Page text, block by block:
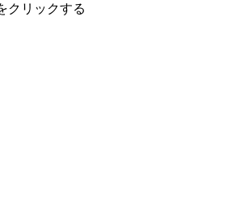
クリックする